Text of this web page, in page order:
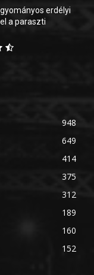
erdélyi
a paraszti
948
649
414
375
312
189
160
152